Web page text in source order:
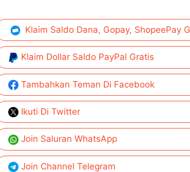
Klaim Saldo Dana, Gopay, ShopeePay
Klaim Dollar Saldo PayPal Gratis
Tambahkan Teman Di Facebook
Ikuti Di Twitter
Join Saluran WhatsApp
Join Channel Telegram